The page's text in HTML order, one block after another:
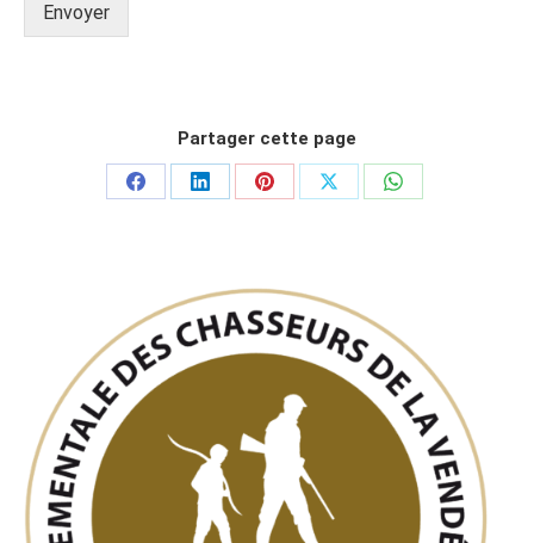
Envoyer
Partager cette page
PartagerPartagerPartagerPartagerPartager